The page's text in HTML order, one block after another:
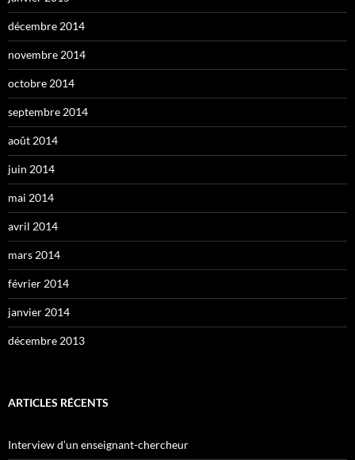
décembre 2014
novembre 2014
octobre 2014
septembre 2014
août 2014
juin 2014
mai 2014
avril 2014
mars 2014
février 2014
janvier 2014
décembre 2013
ARTICLES RÉCENTS
Interview d’un enseignant-chercheur